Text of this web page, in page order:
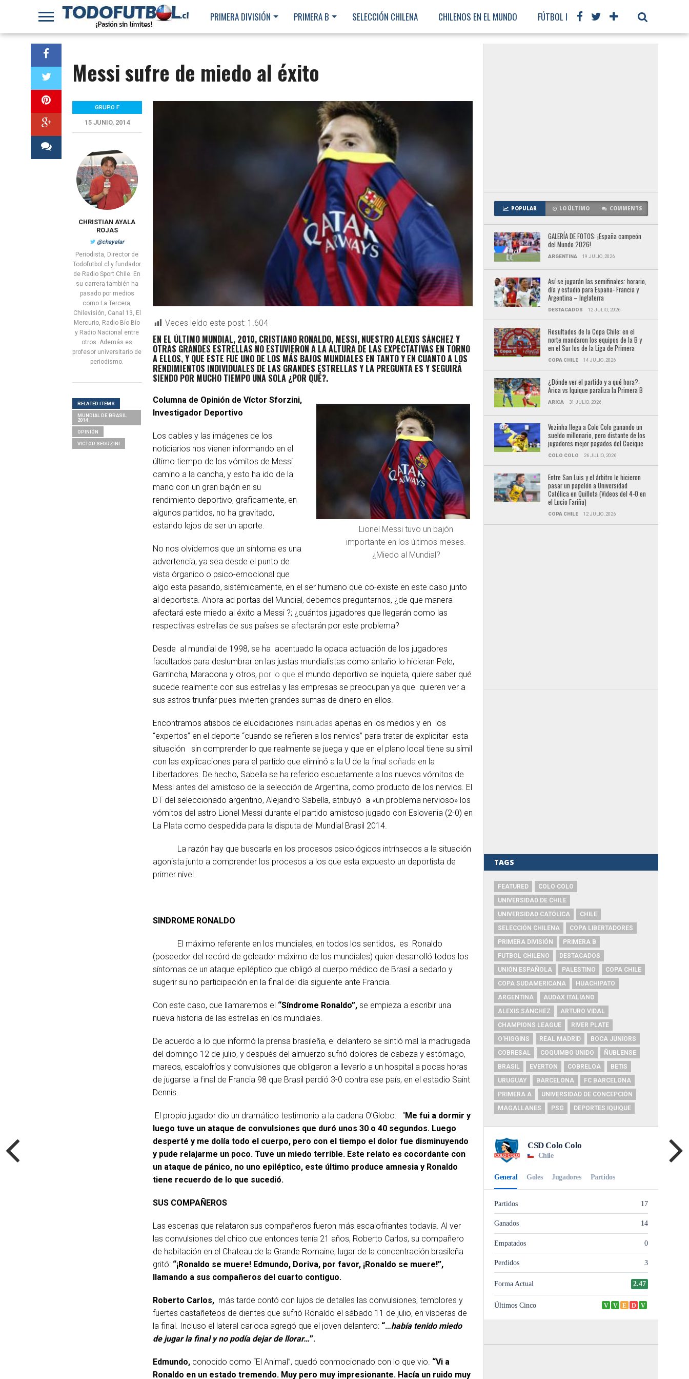
PRIMERA DIVISIÓN PRIMERA B SELECCIÓN CHILENA CHILENOS EN EL MUNDO FÚTBOL INTERNACIONAL
Messi sufre de miedo al éxito
Veces leído este post: 1.604
EN EL ÚLTIMO MUNDIAL, 2010, CRISTIANO RONALDO, MESSI, NUESTRO ALEXIS SÁNCHEZ Y
OTRAS GRANDES ESTRELLAS NO ESTUVIERON A LA ALTURA DE LAS EXPECTATIVAS EN TORNO
A ELLOS, Y QUE ESTE FUE UNO DE LOS MÁS BAJOS MUNDIALES EN TANTO Y EN CUANTO A LOS
RENDIMIENTOS INDIVIDUALES DE LAS GRANDES ESTRELLAS Y LA PREGUNTA ES Y SEGUIRÁ
SIENDO POR MUCHO TIEMPO UNA SOLA ¿POR QUÉ?.
Lionel Messi tuvo un bajón
importante en los últimos meses.
¿Miedo al Mundial?
Columna de Opinión de Víctor Sforzini,
Investigador Deportivo
Los cables y las imágenes de los
noticiarios nos vienen informando en el
último tiempo de los vómitos de Messi
camino a la cancha, y esto ha ido de la
mano con un gran bajón en su
rendimiento deportivo, graficamente, en
algunos partidos, no ha gravitado,
estando lejos de ser un aporte.
No nos olvidemos que un síntoma es una
advertencia, ya sea desde el punto de
vista órganico o psico-emocional que
algo esta pasando, sistémicamente, en el ser humano que co-existe en este caso junto
al deportista. Ahora ad portas del Mundial, debemos preguntarnos, ¿de que manera
afectará este miedo al éxito a Messi ?; ¿cuántos jugadores que llegarán como las
respectivas estrellas de sus países se afectarán por este problema?
Desde al mundial de 1998, se ha acentuado la opaca actuación de los jugadores
facultados para deslumbrar en las justas mundialistas como antaño lo hicieran Pele,
Garrincha, Maradona y otros, por lo que el mundo deportivo se inquieta, quiere saber qué
sucede realmente con sus estrellas y las empresas se preocupan ya que quieren ver a
sus astros triunfar pues invierten grandes sumas de dinero en ellos.
Encontramos atisbos de elucidaciones insinuadas apenas en los medios y en los
“expertos” en el deporte “cuando se refieren a los nervios” para tratar de explicitar esta
situación sin comprender lo que realmente se juega y que en el plano local tiene su símil
con las explicaciones para el partido que eliminó a la U de la final soñada en la
Libertadores. De hecho, Sabella se ha referido escuetamente a los nuevos vómitos de
Messi antes del amistoso de la selección de Argentina, como producto de los nervios. El
DT del seleccionado argentino, Alejandro Sabella, atribuyó a «un problema nervioso» los
vómitos del astro Lionel Messi durante el partido amistoso jugado con Eslovenia (2-0) en
La Plata como despedida para la disputa del Mundial Brasil 2014.
La razón hay que buscarla en los procesos psicológicos intrínsecos a la situación
agonista junto a comprender los procesos a los que esta expuesto un deportista de
primer nivel.
SINDROME RONALDO
El máximo referente en los mundiales, en todos los sentidos, es Ronaldo
(poseedor del recórd de goleador máximo de los mundiales) quien desarrolló todos los
síntomas de un ataque epiléptico que obligó al cuerpo médico de Brasil a sedarlo y
sugerir su no participación en la final del día siguiente ante Francia.
Con este caso, que llamaremos el “Síndrome Ronaldo”, se empieza a escribir una
nueva historia de las estrellas en los mundiales.
De acuerdo a lo que informó la prensa brasileña, el delantero se sintió mal la madrugada
del domingo 12 de julio, y después del almuerzo sufrió dolores de cabeza y estómago,
mareos, escalofríos y convulsiones que obligaron a llevarlo a un hospital a pocas horas
de jugarse la final de Francia 98 que Brasil perdió 3-0 contra ese país, en el estadio Saint
Dennis.
El propio jugador dio un dramático testimonio a la cadena O’Globo: “Me fui a dormir y
luego tuve un ataque de convulsiones que duró unos 30 o 40 segundos. Luego
desperté y me dolía todo el cuerpo, pero con el tiempo el dolor fue disminuyendo
y pude relajarme un poco. Tuve un miedo terrible. Este relato es cocordante con
un ataque de pánico, no uno epiléptico, este último produce amnesia y Ronaldo
tiene recuerdo de lo que sucedió.
SUS COMPAÑEROS
Las escenas que relataron sus compañeros fueron más escalofriantes todavía. Al ver
las convulsiones del chico que entonces tenía 21 años, Roberto Carlos, su compañero
de habitación en el Chateau de la Grande Romaine, lugar de la concentración brasileña
gritó: “¡Ronaldo se muere! Edmundo, Doriva, por favor, ¡Ronaldo se muere!”,
llamando a sus compañeros del cuarto contiguo.
Roberto Carlos, más tarde contó con lujos de detalles las convulsiones, temblores y
fuertes castañeteos de dientes que sufrió Ronaldo el sábado 11 de julio, en vísperas de
la final. Incluso el lateral carioca agregó que el joven delantero: “…había tenido miedo
de jugar la final y no podía dejar de llorar…”.
Edmundo, conocido como “El Animal”, quedó conmocionado con lo que vio. “Vi a
Ronaldo en un estado tremendo. Muy pero muy impresionante. Hacía un ruido muy
GRUPO F
15 JUNIO, 2014
CHRISTIAN AYALA
ROJAS
@chayalar
Periodista, Director de
Todofutbol.cl y fundador
de Radio Sport Chile. En
su carrera también ha
pasado por medios
como La Tercera,
Chilevisión, Canal 13, El
Mercurio, Radio Bío Bío
y Radio Nacional entre
otros. Además es
profesor universitario de
periodismo.
RELATED ITEMS
MUNDIAL DE BRASIL
2014
OPINIÓN
VICTOR SFORZINI
POPULAR LO ÚLTIMO COMMENTS
GALERÍA DE FOTOS: ¡España campeón
del Mundo 2026!
ARGENTINA 19 JULIO, 2026
Así se jugarán las semifinales: horario,
día y estadio para España- Francia y
Argentina – Inglaterra
DESTACADOS 12 JULIO, 2026
Resultados de la Copa Chile: en el
norte mandaron los equipos de la B y
en el Sur los de la Liga de Primera
COPA CHILE 14 JULIO, 2026
¿Dónde ver el partido y a qué hora?:
Arica vs Iquique paraliza la Primera B
ARICA 31 JULIO, 2026
Vozinha llega a Colo Colo ganando un
sueldo millonario, pero distante de los
jugadores mejor pagados del Cacique
COLO COLO 26 JULIO, 2026
Entre San Luis y el árbitro le hicieron
pasar un papelón a Universidad
Católica en Quillota (Videos del 4-0 en
el Lucio Fariña)
COPA CHILE 12 JULIO, 2026
TAGS
FEATURED
COLO COLO
UNIVERSIDAD DE CHILE
UNIVERSIDAD CATÓLICA
CHILE
SELECCIÓN CHILENA
COPA LIBERTADORES
PRIMERA DIVISIÓN
PRIMERA B
FUTBOL CHILENO
DESTACADOS
UNIÓN ESPAÑOLA
PALESTINO
COPA CHILE
COPA SUDAMERICANA
HUACHIPATO
ARGENTINA
AUDAX ITALIANO
ALEXIS SÁNCHEZ
ARTURO VIDAL
CHAMPIONS LEAGUE
RIVER PLATE
O'HIGGINS
REAL MADRID
BOCA JUNIORS
COBRESAL
COQUIMBO UNIDO
ÑUBLENSE
BRASIL
EVERTON COBRELOA
BETIS
URUGUAY
BARCELONA
FC BARCELONA
PRIMERA A
UNIVERSIDAD DE CONCEPCIÓN
MAGALLANES
PSG DEPORTES IQUIQUE